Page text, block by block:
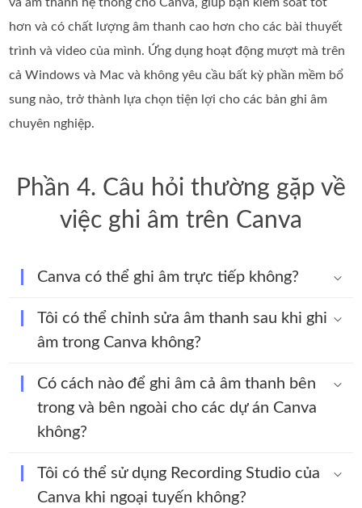
và âm thanh hệ thống cho Canva, giúp bạn kiểm soát tốt
hơn và có chất lượng âm thanh cao hơn cho các bài thuyết
trình và video của mình. Ứng dụng hoạt động mượt mà trên
cả Windows và Mac và không yêu cầu bất kỳ phần mềm bổ
sung nào, trở thành lựa chọn tiện lợi cho các bản ghi âm
chuyên nghiệp.
Phần 4. Câu hỏi thường gặp về
việc ghi âm trên Canva
Canva có thể ghi âm trực tiếp không?
Tôi có thể chỉnh sửa âm thanh sau khi ghi
âm trong Canva không?
Có cách nào để ghi âm cả âm thanh bên
trong và bên ngoài cho các dự án Canva
không?
Tôi có thể sử dụng Recording Studio của
Canva khi ngoại tuyến không?